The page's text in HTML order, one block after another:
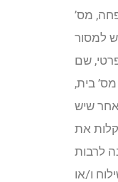
מס’
למסור
שם
בית,
שיש
את
לרבות
ו/או